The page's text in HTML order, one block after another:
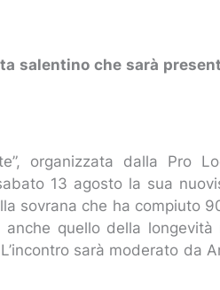
salentino che sarà
organizzata dalla Pro
13 agosto la sua
sovrana che ha compiuto
quello della longevità
sarà moderato da